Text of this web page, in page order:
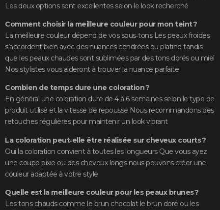
Les deux options sont excellentes selon le look recherché
Comment choisir la meilleure couleur pour mon teint ?
La meilleure couleur dépend de vos sous‑tons Les peaux froides
s’accordent bien avec des nuances cendrées ou platine tandis
que les peaux chaudes sont sublimées par des tons dorés ou miel
Nos stylistes vous aideront à trouver la nuance parfaite
Combien de temps dure une coloration ?
En général une coloration dure de 4 à 6 semaines selon le type de
produit utilisé et la vitesse de repousse Nous recommandons des
retouches régulières pour maintenir un look vibrant
La coloration peut‑elle être réalisée sur cheveux courts ?
Oui la coloration convient à toutes les longueurs Que vous ayez
une coupe pixie ou des cheveux longs nous pouvons créer une
couleur adaptée à votre style
Quelle est la meilleure couleur pour les peaux brunes ?
Les tons chauds comme le brun chocolat le brun doré ou les